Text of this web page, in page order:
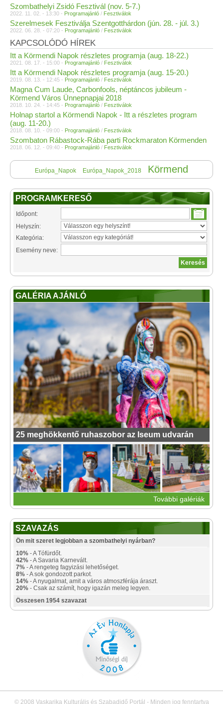
Szombathelyi Zsidó Fesztivál (nov. 5-7.)
2022. 11. 02. - 13:30 - Programajánló / Fesztiválok
Szerelmesek Fesztiválja Szentgotthárdon (jún. 28. - júl. 3.)
2022. 06. 28. - 07:20 - Programajánló / Fesztiválok
KAPCSOLÓDÓ HÍREK
Itt a Körmendi Napok részletes programja (aug. 18-22.)
2021. 08. 17. - 15:00 - Programajánló / Fesztiválok
Itt a Körmendi Napok részletes programja (aug. 15-20.)
2019. 08. 13. - 12:45 - Programajánló / Fesztiválok
Magna Cum Laude, Carbonfools, néptáncos jubileum -
Körmend Város Ünnepnapjai 2018
2018. 10. 24. - 14:45 - Programajánló / Fesztiválok
Holnap startol a Körmendi Napok - Itt a részletes program
(aug. 11-20.)
2018. 08. 10. - 09:00 - Programajánló / Fesztiválok
Szombaton Rábastock-Rába parti Rockmaraton Körmenden
2018. 06. 12. - 09:40 - Programajánló / Fesztiválok
Európa_Napok Európa_Napok_2018 Körmend
PROGRAMKERESŐ
Időpont:
Helyszín:
Kategória:
Esemény neve:
GALÉRIA AJÁNLÓ
25 meghökkentő ruhaszobor az Iseum udvarán
További galériák
SZAVAZÁS
Ön mit szeret legjobban a szombathelyi nyárban?
10% - A Tófürdőt.
42% - A Savaria Karnevált.
7% - A rengeteg fagyizási lehetőséget.
8% - A sok gondozott parkot.
14% - A nyugalmat, amit a város atmoszférája áraszt.
20% - Csak az számít, hogy igazán meleg legyen.
Összesen 1954 szavazat
© 2008 Vaskarika Kulturális és Szabadidő Portál - Minden jog fenntartva